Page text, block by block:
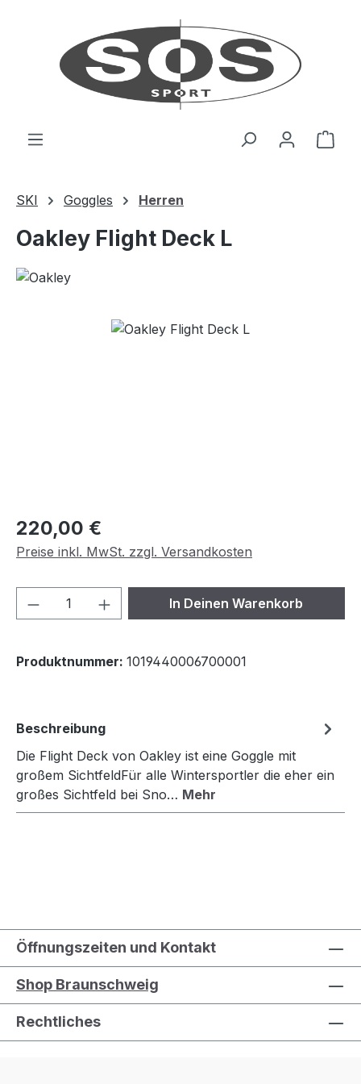
SKI Goggles Herren
Oakley Flight Deck L
Bildergalerie überspringen
Regulärer Preis:
220,00 €
Preise inkl. MwSt. zzgl. Versandkosten
Produkt Anzahl: Gib denIn Deinen Warenkorb
Produktnummer: 1019440006700001
Beschreibung
Die Flight Deck von Oakley ist eine Goggle mit
großem SichtfeldFür alle Wintersportler die eher ein
großes Sichtfeld bei Sno… Mehr
Öffnungszeiten und Kontakt
Shop Braunschweig
Rechtliches